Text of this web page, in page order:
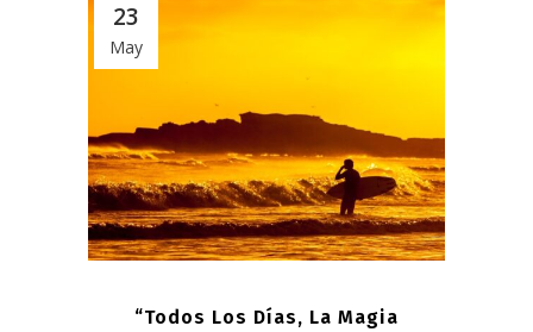
23
May
“Todos Los Días, La Magia